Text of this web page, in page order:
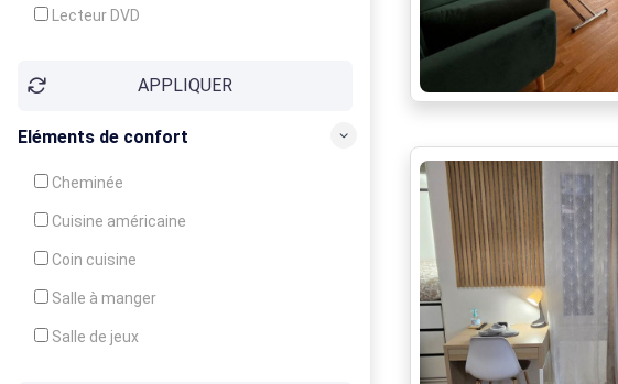
Lecteur DVD
APPLIQUER
Eléments de confort
Cheminée
Cuisine américaine
Coin cuisine
Salle à manger
Salle de jeux